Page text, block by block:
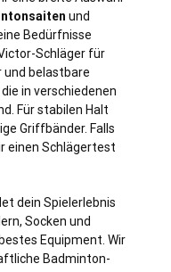
und
Bedürfnisse
Schläger für
und belastbare
in verschiedenen
Für stabilen Halt
Griffbänder. Falls
einen Schlägertest
dein Spielerlebnis
Socken und
Equipment. Wir
Badminton-